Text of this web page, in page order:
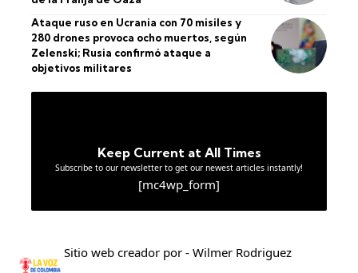
Ataque ruso en Ucrania con 70 misiles y
280 drones provoca ocho muertos, según
Zelenski; Rusia confirmó ataque a
objetivos militares
Keep Current at All Times
Subscribe to our newsletter to get our newest articles instantly!
[mc4wp_form]
Sitio web creador por - Wilmer Rodriguez